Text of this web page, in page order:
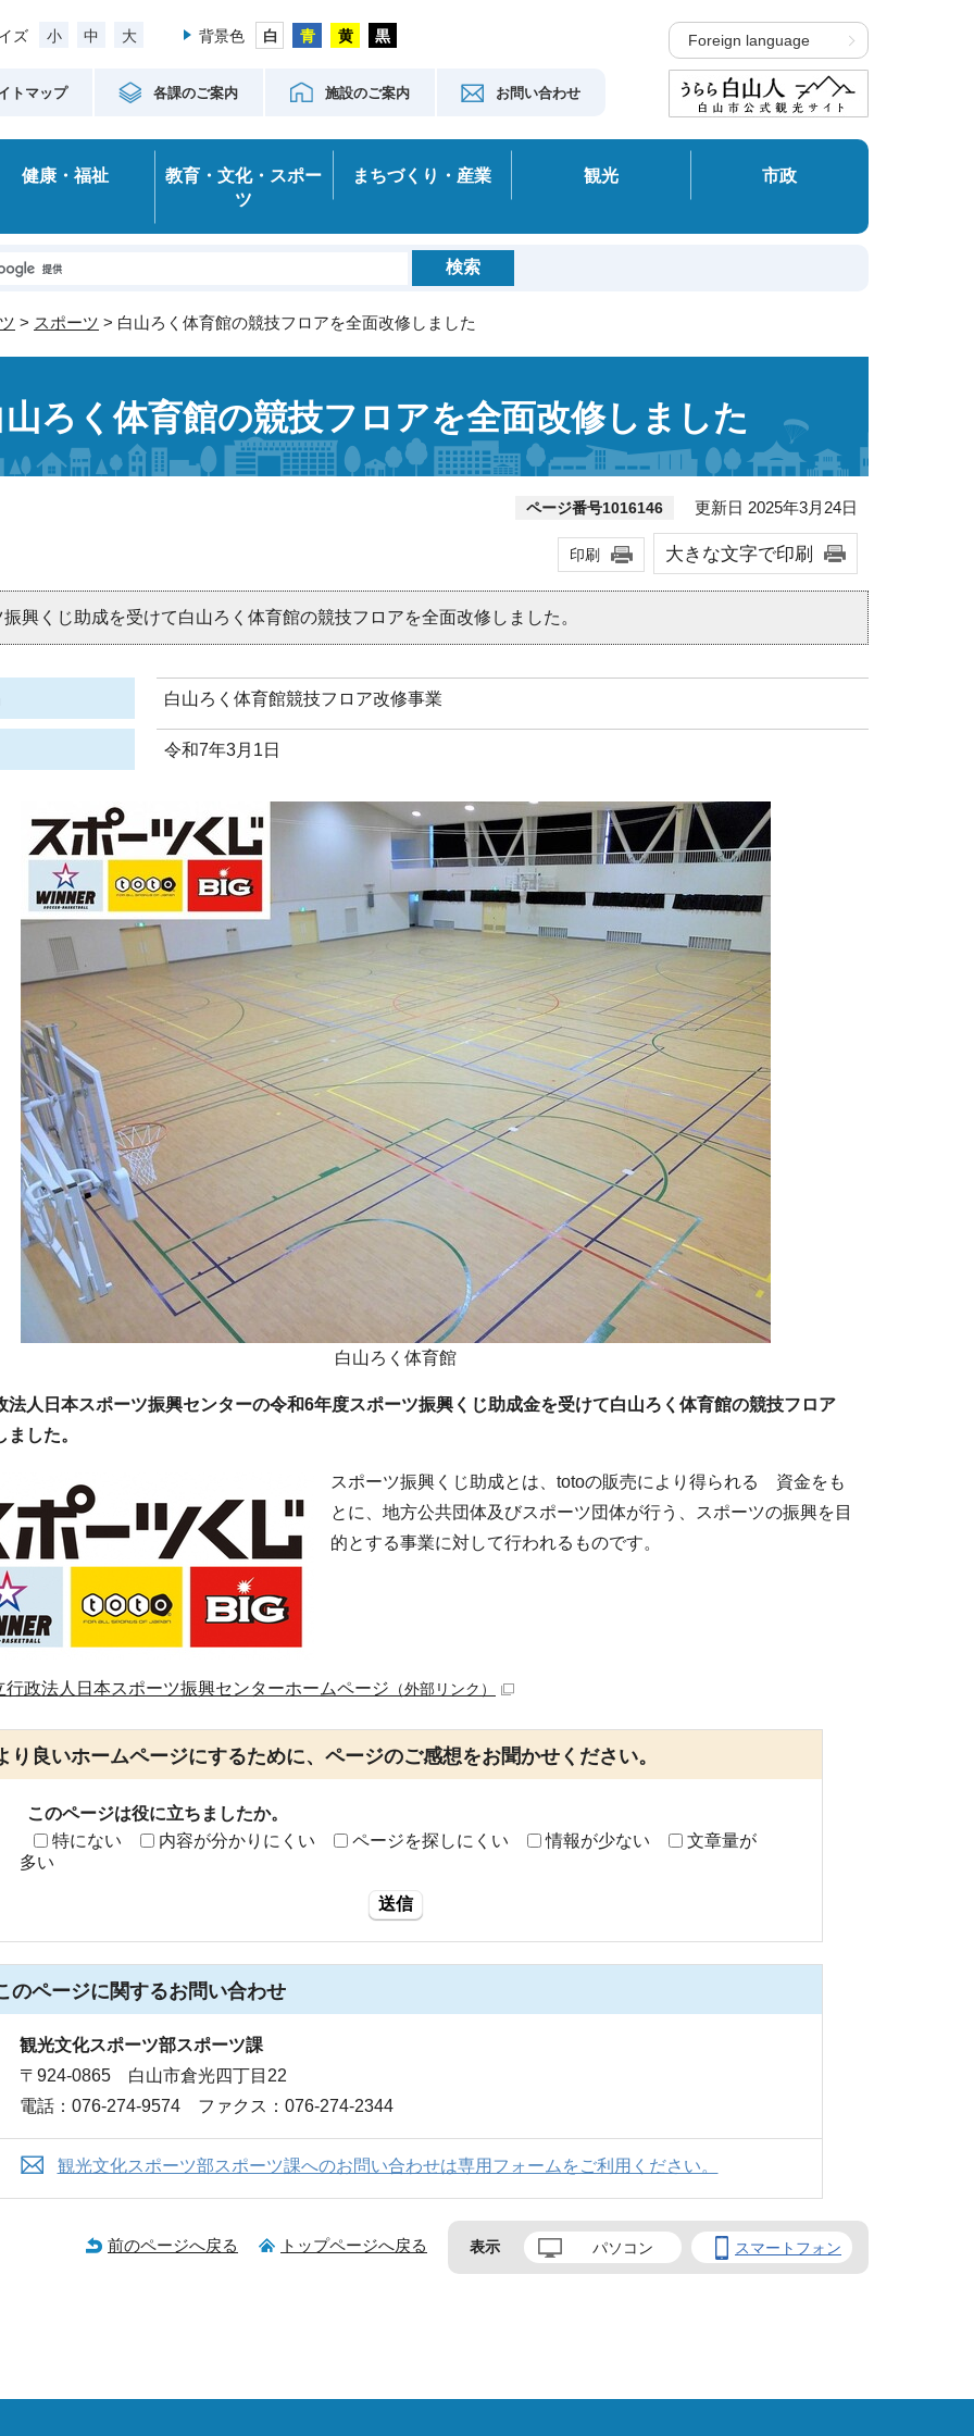
ズ 小 中 大 背景色
トマップ 各課のご案内 施設のご案内 お問い合わせ
Foreign language
健康・福祉
教育・文化・スポー
ツ
まちづくり・産業 観光 市政
> スポーツ > 白山ろく体育館の競技フロアを全面改修しました
ろく体育館の競技フロアを全面改修しました
ページ番号1016146 更新日 2025年3月24日
印刷 大きな文字で印刷
興くじ助成を受けて白山ろく体育館の競技フロアを全面改修しました。
白山ろく体育館競技フロア改修事業
令和7年3月1日
白山ろく体育館
法人日本スポーツ振興センターの令和6年度スポーツ振興くじ助成金を受けて白山ろく体育館の競技フロア
した。
スポーツ振興くじ助成とは、totoの販売により得られる 資金をも
とに、地方公共団体及びスポーツ団体が行う、スポーツの振興を目
的とする事業に対して行われるものです。
行政法人日本スポーツ振興センターホームページ （外部リンク）
り良いホームページにするために、ページのご感想をお聞かせください。
このページは役に立ちましたか。
特にない
内容が分かりにくい ページを探しにくい 情報が少ない
文章量が
多い
送信
のページに関するお問い合わせ
観光文化スポーツ部スポーツ課
〒924-0865 白山市倉光四丁目22
電話：076-274-9574 ファクス：076-274-2344
観光文化スポーツ部スポーツ課へのお問い合わせは専用フォームをご利用ください。
前のページへ戻る トップページへ戻る 表示 パソコン スマートフォン